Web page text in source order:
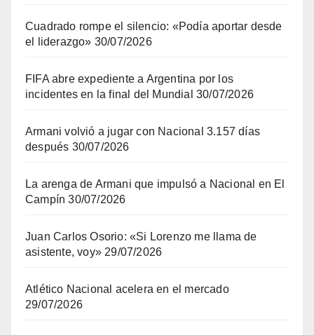
Cuadrado rompe el silencio: «Podía aportar desde
el liderazgo» 30/07/2026
FIFA abre expediente a Argentina por los
incidentes en la final del Mundial 30/07/2026
Armani volvió a jugar con Nacional 3.157 días
después 30/07/2026
La arenga de Armani que impulsó a Nacional en El
Campín 30/07/2026
Juan Carlos Osorio: «Si Lorenzo me llama de
asistente, voy» 29/07/2026
Atlético Nacional acelera en el mercado
29/07/2026